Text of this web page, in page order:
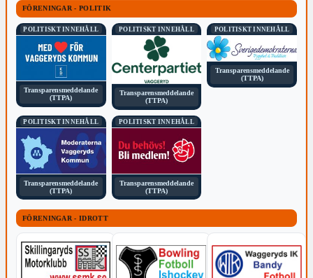
FÖRENINGAR - POLITIK
POLITISKT INNEHÅLL
Transparensmeddelande
(TTPA)
POLITISKT INNEHÅLL
Transparensmeddelande
(TTPA)
POLITISKT INNEHÅLL
Transparensmeddelande
(TTPA)
POLITISKT INNEHÅLL
Transparensmeddelande
(TTPA)
POLITISKT INNEHÅLL
Transparensmeddelande
(TTPA)
FÖRENINGAR - IDROTT